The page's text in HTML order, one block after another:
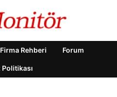
Firma Rehberi Forum
Politikası